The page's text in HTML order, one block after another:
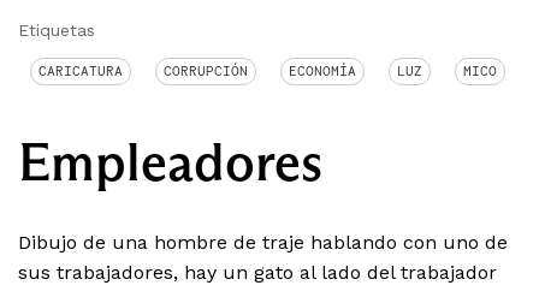
Etiquetas
CARICATURA CORRUPCIÓN ECONOMÍA LUZ MICO
Empleadores
Dibujo de una hombre de traje hablando con uno de
sus trabajadores, hay un gato al lado del trabajador